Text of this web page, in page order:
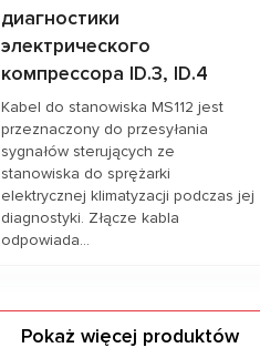
диагностики
электрического
компрессора ID.3, ID.4
Kabel do stanowiska MS112 jest
przeznaczony do przesyłania
sygnałów sterujących ze
stanowiska do sprężarki
elektrycznej klimatyzacji podczas jej
diagnostyki. Złącze kabla
odpowiada...
Pokrycie pojazdów AUDI, SKODA, VW
Pokaż więcej produktów